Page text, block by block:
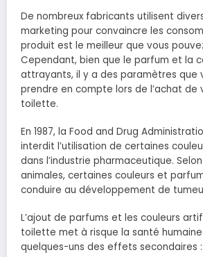
De nombreux fabricants utilisent
marketing pour convaincre les
produit est le meilleur que vous
Cependant, bien que le parfum et la
attrayants, il y a des paramètres que
prendre en compte lors de l’achat de
toilette.
En 1987, la Food and Drug
interdit l’utilisation de certaines
dans l’industrie pharmaceutique.
animales, certaines couleurs et
conduire au développement de
L’ajout de parfums et les couleurs
toilette met à risque la santé
quelques-uns des effets secondaires :